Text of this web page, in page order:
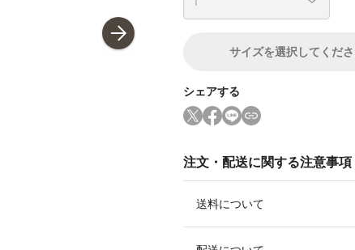
サイズを選択してくだ
シェアする
注文・配送に関する注意事項
送料について